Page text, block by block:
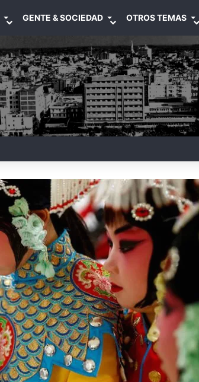
GENTE & SOCIEDAD OTROS TEMAS